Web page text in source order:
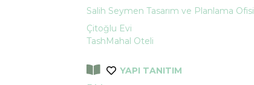
Salih Seymen Tasarım ve Planlama Ofisi
Çitoğlu Evi
TashMahal Oteli
YAPI TANITIM